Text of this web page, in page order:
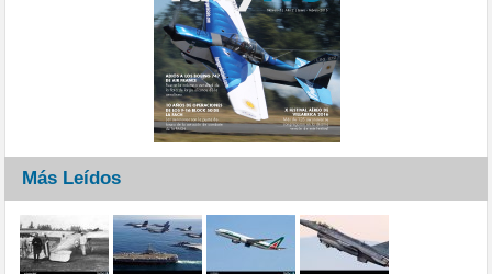
Más Leídos